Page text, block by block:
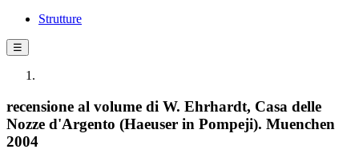
Strutture
☰
recensione al volume di W. Ehrhardt, Casa delle
Nozze d'Argento (Haeuser in Pompeji). Muenchen
2004